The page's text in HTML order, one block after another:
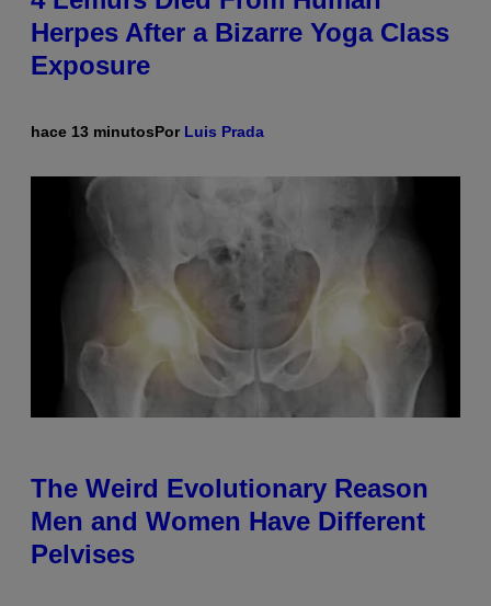
Herpes After a Bizarre Yoga Class
Exposure
hace 13 minutosPor Luis Prada
The Weird Evolutionary Reason
Men and Women Have Different
Pelvises